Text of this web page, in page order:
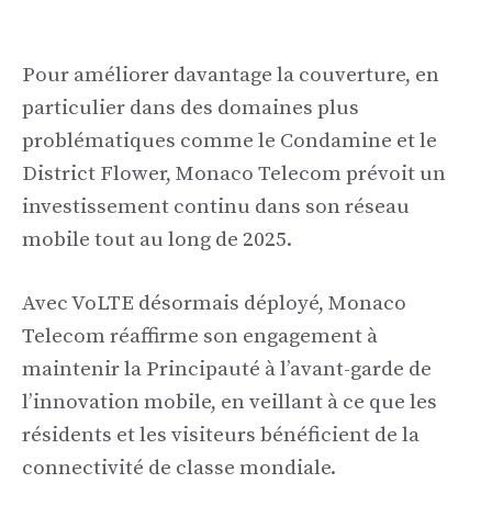
Pour améliorer davantage la couverture, en
particulier dans des domaines plus
problématiques comme le Condamine et le
District Flower, Monaco Telecom prévoit un
investissement continu dans son réseau
mobile tout au long de 2025.
Avec VoLTE désormais déployé, Monaco
Telecom réaffirme son engagement à
maintenir la Principauté à l’avant-garde de
l’innovation mobile, en veillant à ce que les
résidents et les visiteurs bénéficient de la
connectivité de classe mondiale.